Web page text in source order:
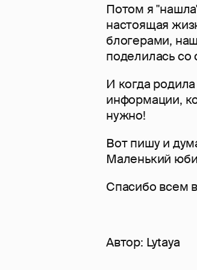
Потом я
настоящая
блогерами,
поделилась со
И когда
информации,
нужно!
Вот пишу и
Маленький
Спасибо всем
Автор: Lytaya